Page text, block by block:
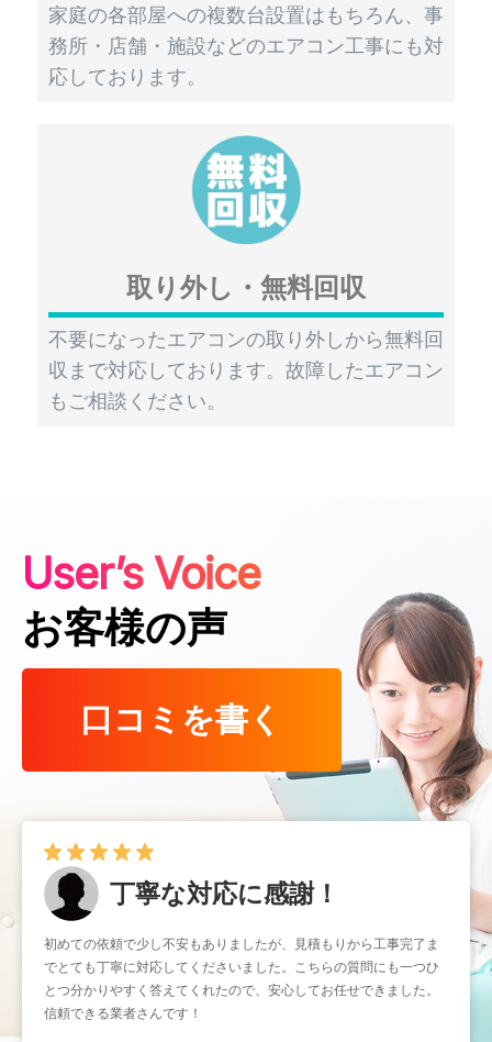
家庭の各部屋への複数台設置はもちろん、事
務所・店舗・施設などのエアコン工事にも対
応しております。
取り外し・無料回収
不要になったエアコンの取り外しから無料回
収まで対応しております。故障したエアコン
もご相談ください。
User’s Voice
お客様の声
口コミを書く
丁寧な対応に感謝！
初めての依頼で少し不安もありましたが、見積もりから工事完了ま
でとても丁寧に対応してくださいました。こちらの質問にも一つひ
とつ分かりやすく答えてくれたので、安心してお任せできました。
信頼できる業者さんです！
早くて確実！
暑くなる前に取り付けをお願いしたかったのですが、予約もスムー
ズで助かりました。工事もスピーディーなのに作業はとても丁寧
で、仕上がりも大満足です。こういう業者さんにまたお願いしたい
と思いました。